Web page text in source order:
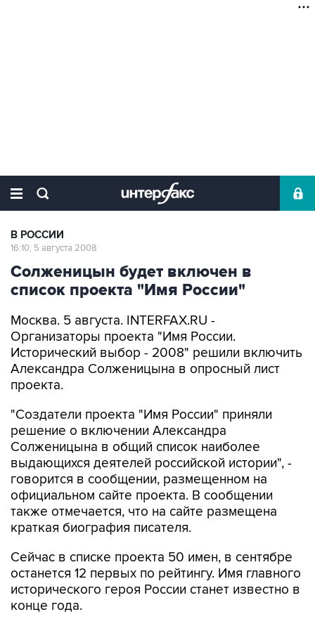
В РОССИИ
16:10, 5 августа 2008
Солженицын будет включен в
список проекта "Имя России"
Москва. 5 августа. INTERFAX.RU -
Организаторы проекта "Имя России.
Исторический выбор - 2008" решили включить
Александра Солженицына в опросный лист
проекта.
"Создатели проекта "Имя России" приняли
решение о включении Александра
Солженицына в общий список наиболее
выдающихся деятелей российской истории", -
говорится в сообщении, размещенном на
официальном сайте проекта. В сообщении
также отмечается, что на сайте размещена
краткая биография писателя.
Сейчас в списке проекта 50 имен, в сентябре
останется 12 первых по рейтингу. Имя главного
исторического героя России станет известно в
конце года.